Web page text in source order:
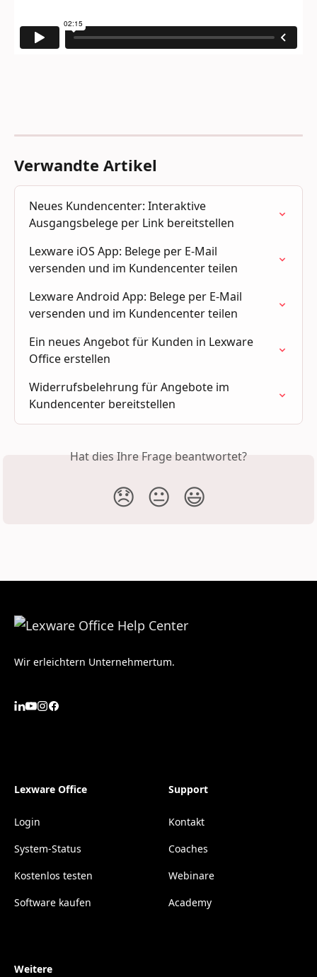
Verwandte Artikel
Neues Kundencenter: Interaktive
Ausgangsbelege per Link bereitstellen
Lexware iOS App: Belege per E-Mail
versenden und im Kundencenter teilen
Lexware Android App: Belege per E-Mail
versenden und im Kundencenter teilen
Ein neues Angebot für Kunden in Lexware
Office erstellen
Widerrufsbelehrung für Angebote im
Kundencenter bereitstellen
Hat dies Ihre Frage beantwortet?
😞 😐 😃
Wir erleichtern Unternehmertum.
Lexware Office
Login
System-Status
Kostenlos testen
Software kaufen
Support
Kontakt
Coaches
Webinare
Academy
Weitere